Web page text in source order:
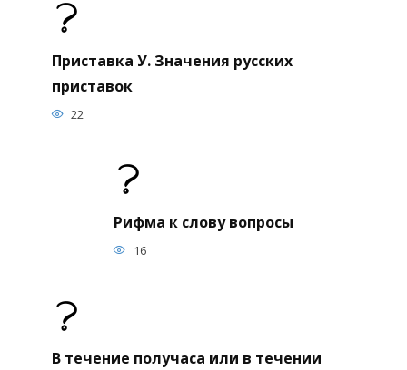
Приставка У. Значения русских
приставок
22
Рифма к слову вопросы
16
В течение получаса или в течении